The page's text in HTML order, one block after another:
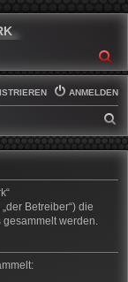
ANMELDEN
U
H
Betreiber“) die
werden.